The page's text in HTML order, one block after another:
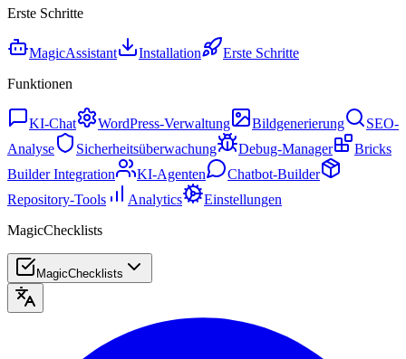
Erste Schritte
MagicAssistant Installation
Erste Schritte
Funktionen
KI-Chat WordPress-Verwaltung Bildgenerierung
SEO-
Analyse
Sicherheitsüberwachung Debug-Manager
Bricks
Builder Integration
KI-Agenten
Chatbot-Builder
Repository-Tools
Analytics
Einstellungen
MagicChecklists
MagicChecklists